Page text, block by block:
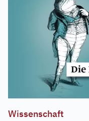
Wissenschaft